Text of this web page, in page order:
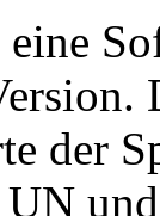
der